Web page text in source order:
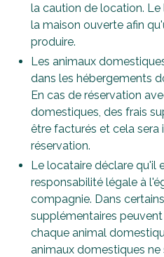
la caution de location. Le
la maison ouverte afin
produire.
Les animaux
dans les hébergements
En cas de réservation
domestiques, des frais
être facturés et cela
réservation.
Le locataire déclare qu'il
responsabilité légale à
compagnie. Dans
supplémentaires
chaque animal
animaux domestiques ne